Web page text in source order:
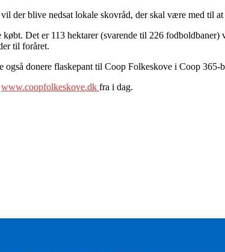
der blive nedsat lokale skovråd, der skal være med til
købt. Det er 113 hektarer (svarende til 226
til foråret.
også donere flaskepant til Coop Folkeskove i Coop
www.coopfolkeskove.dk fra i dag.